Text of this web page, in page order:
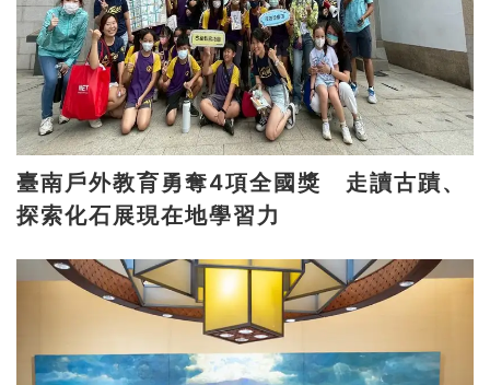
臺南戶外教育勇奪4項全國獎 走讀古蹟、
探索化石展現在地學習力